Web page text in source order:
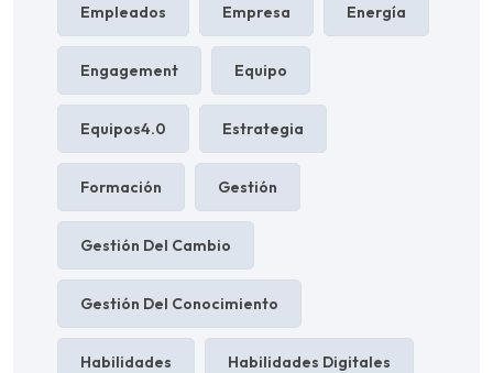
Empleados Empresa Energía
Engagement Equipo
Equipos4.0 Estrategia
Formación Gestión
Gestión Del Cambio
Gestión Del Conocimiento
Habilidades Habilidades Digitales